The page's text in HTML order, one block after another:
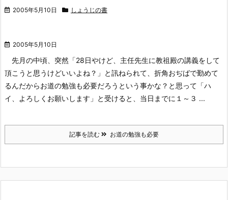
2005年5月10日 しょうじの書
2005年5月10日
先月の中頃、突然「28日やけど、主任先生に教祖殿の講義をして
頂こうと思うけどいいよね？」と訊ねられて、折角おぢばで勤めて
るんだからお道の勉強も必要だろうという事かな？と思って「ハ
イ、よろしくお願いします」と受けると、当日までに１～３ ...
記事を読む お道の勉強も必要